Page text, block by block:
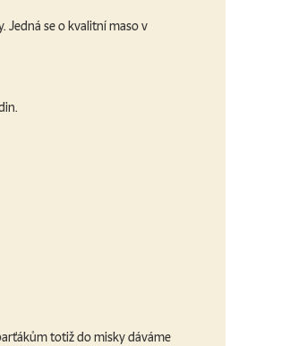
Jedná se o kvalitní maso v
totiž do misky dáváme